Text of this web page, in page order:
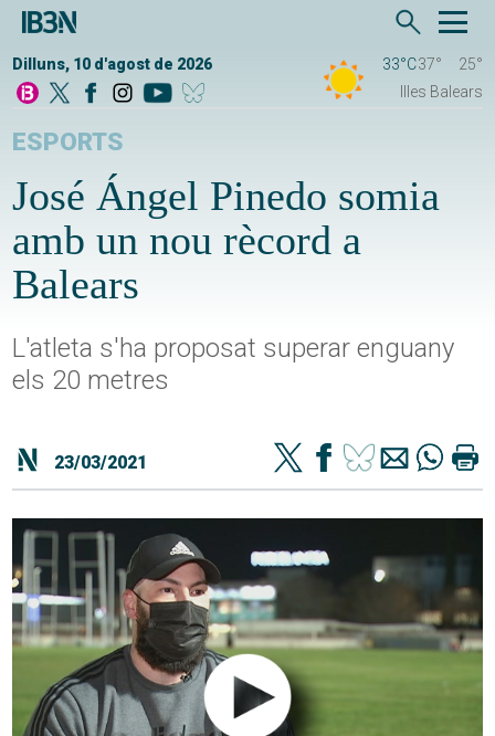
Dilluns, 10 d'agost de 2026 33°C37°
25°
Illes Balears
ESPORTS
José Ángel Pinedo somia
amb un nou rècord a
Balears
L'atleta s'ha proposat superar enguany
els 20 metres
23/03/2021